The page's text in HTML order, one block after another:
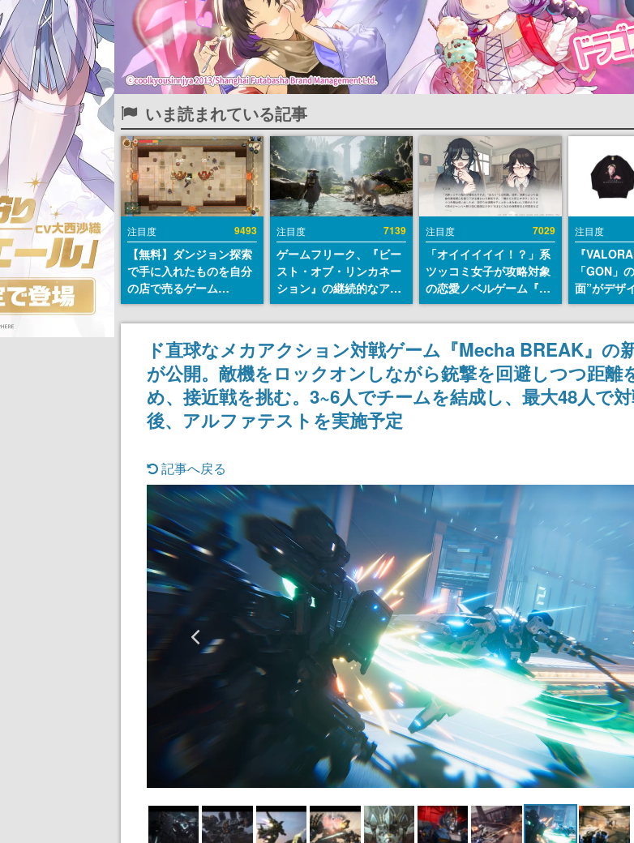
いま読まれている記事
注目度 9493
【無料】ダンジョン探索
で手に入れたものを自分
の店で売るゲーム
『Moonlighter』が
Steamにて無料配布中！
続編『Moonlighter 2』
の9月2日正式リリースを
記念したキャンペーン
注目度 7139
ゲームフリーク、『ビー
スト・オブ・リンカネー
ション』の継続的なアプ
デ方針を表明。ユーザー
からの意見を真摯に受け
止めて対応へ。修正パッ
チは約1週間以内に配信
される予定
注目度 7029
「オイイイイイ！？」系
ツッコミ女子が攻略対象
の恋愛ノベルゲーム『美
術部カノジョ』Steamス
トアページが公開。「お
前らーそろそろ自重しろ
ー？＾＾」暗黒微笑の夢
女子や、萌え声不思議ち
ゃん女子と青春を謳歌
注目度
『
「GON」
面”がデザ
作グッズ
り期間限
ャツやコイ
クキーなど
産で登場、
たグッズの
ド直球なメカアクション対戦ゲーム『Mecha BREAK』の
が公開。敵機をロックオンしながら銃撃を回避しつつ距離
め、接近戦を挑む。3~6人でチームを結成し、最大48人で
後、アルファテストを実施予定
記事へ戻る